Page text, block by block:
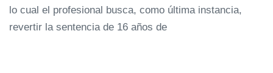
lo cual el profesional busca, como última instancia,
revertir la sentencia de 16 años de